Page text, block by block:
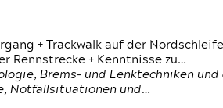
+ Trackwalk auf der Nordschleife
Rennstrecke + Kenntnisse zu…
Brems- und Lenktechniken
Notfallsituationen und…